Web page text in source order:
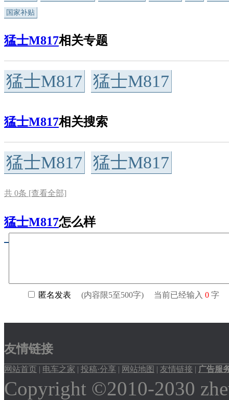
国家补贴
猛士M817相关专题
猛士M817 猛士M817
猛士M817相关搜索
猛士M817 猛士M817
共 0条 [查看全部]
猛士M817怎么样
友情链接
网站首页 | 电车之家 | 投稿·分享 | 网站地图 | 友情链接 | 广告服
Copyright ©2010-2030